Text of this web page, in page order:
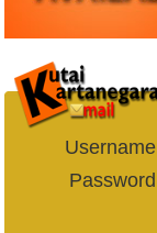
Username
Password